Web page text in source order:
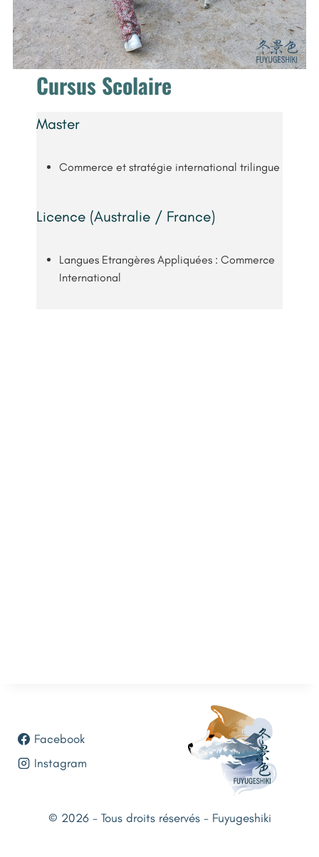
Cursus Scolaire
Master
Commerce et stratégie international trilingue
Licence (Australie / France)
Langues Etrangères Appliquées : Commerce
International
Facebook
Instagram
© 2026 - Tous droits réservés - Fuyugeshiki